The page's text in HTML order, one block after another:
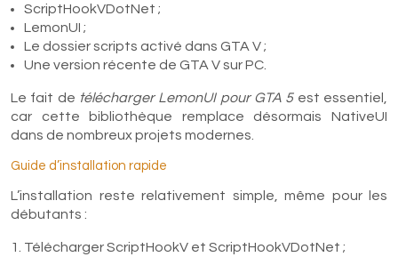
ScriptHookVDotNet ;
LemonUI ;
Le dossier scripts activé dans GTA V ;
Une version récente de GTA V sur PC.
Le fait de télécharger LemonUI pour GTA 5est essentiel,
car cette bibliothèque remplace désormais NativeUI
dans de nombreux projets modernes.
Guide d’installation rapide
L’installation reste relativement simple, même pour les
débutants :
Télécharger ScriptHookV et ScriptHookVDotNet ;